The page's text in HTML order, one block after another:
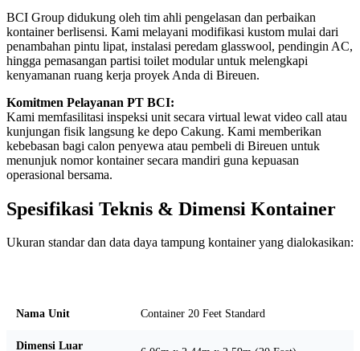
BCI Group didukung oleh tim ahli pengelasan dan perbaikan
kontainer berlisensi. Kami melayani modifikasi kustom mulai dari
penambahan pintu lipat, instalasi peredam glasswool, pendingin AC,
hingga pemasangan partisi toilet modular untuk melengkapi
kenyamanan ruang kerja proyek Anda di Bireuen.
Komitmen Pelayanan PT BCI:
Kami memfasilitasi inspeksi unit secara virtual lewat video call atau
kunjungan fisik langsung ke depo Cakung. Kami memberikan
kebebasan bagi calon penyewa atau pembeli di Bireuen untuk
menunjuk nomor kontainer secara mandiri guna kepuasan
operasional bersama.
Spesifikasi Teknis & Dimensi Kontainer
Ukuran standar dan data daya tampung kontainer yang dialokasikan:
Nama Unit Container 20 Feet Standard
Dimensi Luar